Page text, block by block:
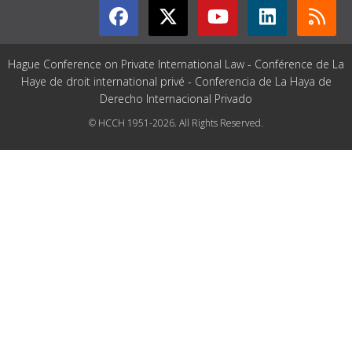
Hague Conference on Private International Law - Conférence de La
Haye de droit international privé - Conferencia de La Haya de
Derecho Internacional Privado
© HCCH 1951-2026. All Rights Reserved.